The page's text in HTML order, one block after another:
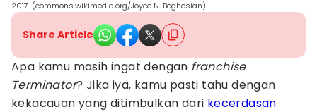
2017. (commons.wikimedia.org/Joyce N. Boghosian)
Share Article
Apa kamu masih ingat dengan franchise
Terminator? Jika iya, kamu pasti tahu dengan
kekacauan yang ditimbulkan dari kecerdasan